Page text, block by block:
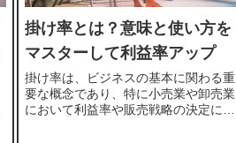
掛け率とは？意味と使い方を
マスターして利益率アップ
掛け率は、ビジネスの基本に関わる重
要な概念であり、特に小売業や卸売業
において利益率や販売戦略の決定に大